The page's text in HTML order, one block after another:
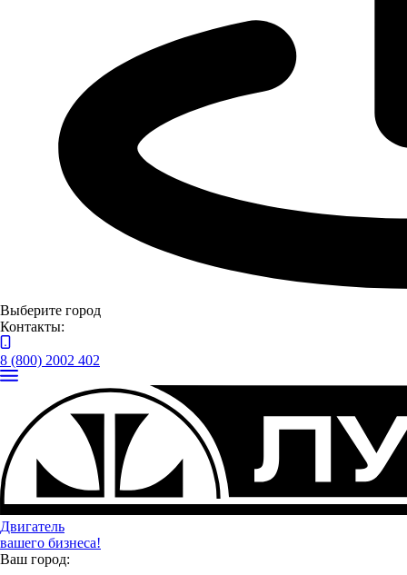
Выберите город
Контакты:
8 (800) 2002 402
Двигатель
вашего бизнеса!
Ваш город: